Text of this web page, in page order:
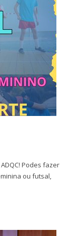
Podes fazer
ou futsal,